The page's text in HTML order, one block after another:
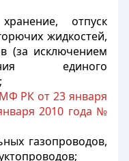
отпуск
жидкостей,
(за исключением
единого
РК от 23 января
2010 года №
газопроводов,